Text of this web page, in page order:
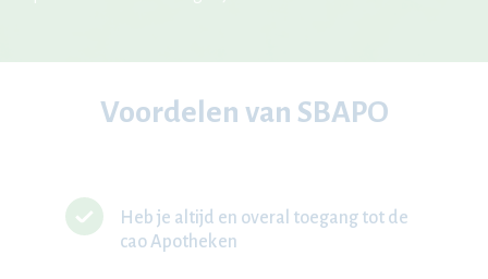
Voordelen van SBAPO
Heb je altijd en overal toegang tot de
cao Apotheken